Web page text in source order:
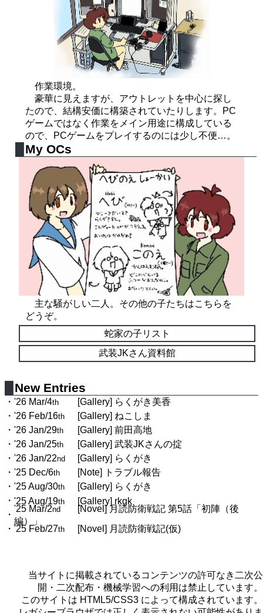
作業環境。
豪華に見えますが、アウトレットを中心に探し
たので、結構安価に構築されていたりします。PC
ゲームではなく作業をメイン用途に構成している
ので、PCゲームをプレイするのには少し不便…。
My OCs
主な騒がしい二人。その他の子たちはこちらを
どうぞ。
蛇家の子リスト
武装JKさん資料館
New Entries
'26 Mar/4th [Gallery] らくがき美香
'26 Feb/16th [Gallery] ねこしま
'26 Jan/29th [Gallery] 前田高地
'26 Jan/25th [Gallery] 武装JKさんの掟
'26 Jan/22nd [Gallery] らくがき
'25 Dec/6th [Note]
トラブル報告
'25 Aug/30th [Gallery] らくがき
'25 Aug/19th [Gallery] rkgk
'25 Mar/2nd [Novel] 月読防衛戦記 第5話「初陣（後
編）」
'25 Feb/27th [Novel] 月読防衛戦記(仮)
当サイトに掲載されているコンテンツの許可なき二次公
開・二次配布・機械学習への利用は禁止しています。
このサイトは HTML5/CSS3 によって構成されています。